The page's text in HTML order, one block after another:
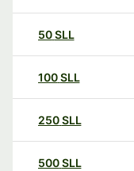
50SLL
100SLL
250SLL
500SLL